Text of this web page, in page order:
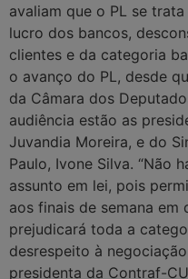
avaliam que o PL se
lucro dos bancos,
clientes e da categoria
o avanço do PL, desde
da Câmara dos
audiência estão as
Juvandia Moreira, e do
Paulo, Ivone Silva. “Não
assunto em lei, pois
aos finais de semana em
prejudicará toda a
desrespeito à
presidenta da Contraf-